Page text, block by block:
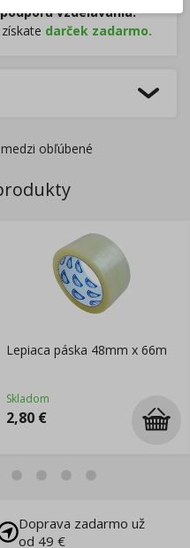
vzdelávania.
darček zadarmo.
obľúbené
Lepiaca páska 48mm x 66m
Skladom
2,80 €
Doprava zadarmo už
od 49 €